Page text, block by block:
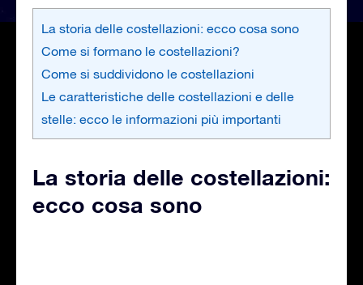
La storia delle costellazioni: ecco cosa sono
Come si formano le costellazioni?
Come si suddividono le costellazioni
Le caratteristiche delle costellazioni e delle
stelle: ecco le informazioni più importanti
La storia delle costellazioni:
ecco cosa sono